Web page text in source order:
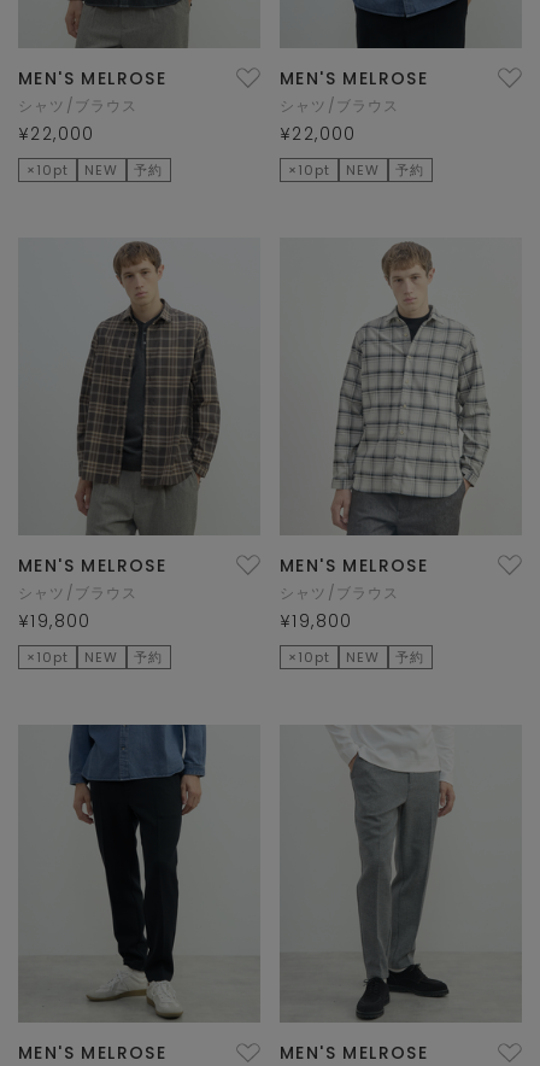
MEN'S MELROSE
シャツ/ブラウス
¥22,000
×10pt NEW 予約
MEN'S MELROSE
シャツ/ブラウス
¥22,000
×10pt NEW 予約
MEN'S MELROSE
シャツ/ブラウス
¥19,800
×10pt NEW 予約
MEN'S MELROSE
シャツ/ブラウス
¥19,800
×10pt NEW 予約
MEN'S MELROSE MEN'S MELROSE